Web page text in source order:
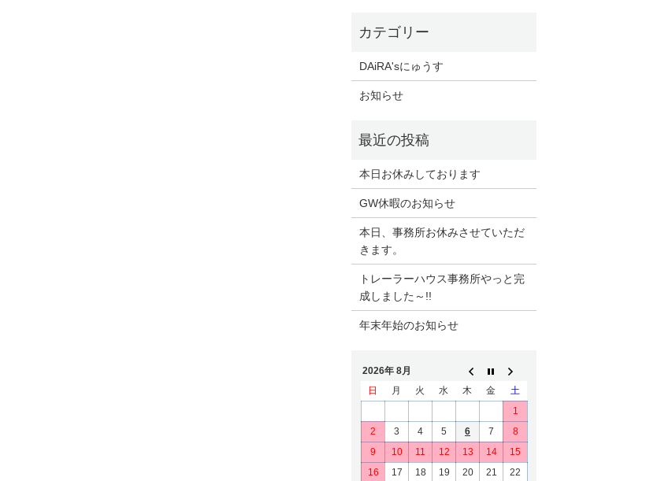
DAiRA'sにゅうす
お知らせ
本日お休みしております
GW休暇のお知らせ
本日、事務所お休みさせていただ
きます。
トレーラーハウス事務所やっと完
成しました～!!
年末年始のお知らせ
2026年 8月
日
月 火 水 木 金
土
1
2
3 4 5 6 7
8
9
10 11 12 13 14
15
16
17 18 19 20 21 22